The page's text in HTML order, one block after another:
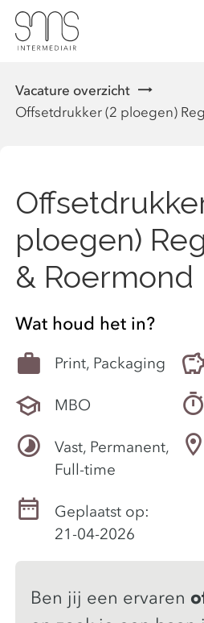
Vacature overzicht
Offsetdrukker (2 ploegen)
ploegen)
& Roermond
Wat houd het in?
Print, Packaging
MBO
Vast, Permanent,
Full-time
Geplaatst op:
21-04-2026
Ben jij een ervaren